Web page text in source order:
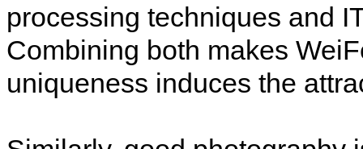
processing techniques and
Combining both makes
uniqueness induces the